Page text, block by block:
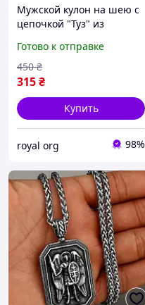
Мужской кулон на шею с
цепочкой "Туз" из
Готово к отправке
315₴
450 ₴
Купить
royal org 98%